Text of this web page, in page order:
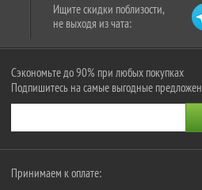
Ищите скидки поблизости,
не выходя из чата:
Сэкономьте до 90% при любых покупках
Подпишитесь на самые выгодные
Принимаем к оплате: